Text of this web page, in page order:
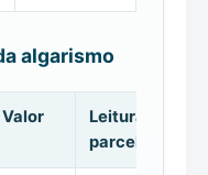
algarismo
Valor
Leitura da
parcela